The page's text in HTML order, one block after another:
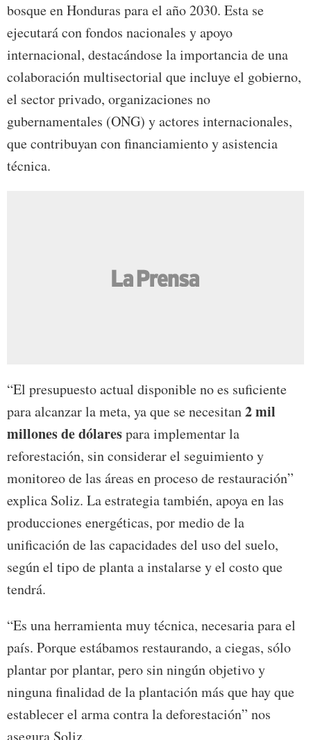
bosque en Honduras para el año 2030. Esta se
ejecutará con fondos nacionales y apoyo
internacional, destacándose la importancia de una
colaboración multisectorial que incluye el gobierno,
el sector privado, organizaciones no
gubernamentales (ONG) y actores internacionales,
que contribuyan con financiamiento y asistencia
técnica.
“El presupuesto actual disponible no es suficiente
para alcanzar la meta, ya que se necesitan2 mil
millones de dólarespara implementar la
reforestación, sin considerar el seguimiento y
monitoreo de las áreas en proceso de restauración”
explica Soliz. La estrategia también, apoya en las
producciones energéticas, por medio de la
unificación de las capacidades del uso del suelo,
según el tipo de planta a instalarse y el costo que
tendrá.
“Es una herramienta muy técnica, necesaria para el
país. Porque estábamos restaurando, a ciegas, sólo
plantar por plantar, pero sin ningún objetivo y
ninguna finalidad de la plantación más que hay que
establecer el arma contra la deforestación” nos